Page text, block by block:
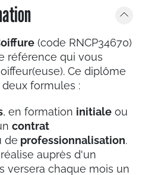
(code RNCP34670)
référence qui vous
Ce diplôme
formules :
, en formation initiale ou
contrat
de professionnalisation.
auprès d'un
versera chaque mois un